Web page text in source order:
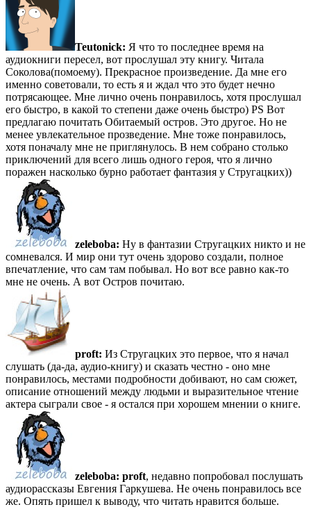
Teutonick: Я что то последнее время на
аудиокниги пересел, вот прослушал эту книгу. Читала
Соколова(помоему). Прекрасное произведение. Да мне его
именно советовали, то есть я и ждал что это будет нечно
потрясающее. Мне лично очень понравилось, хотя прослушал
его быстро, в какой то степени даже очень быстро) PS Вот
предлагаю почитать Обитаемый остров. Это другое. Но не
менее увлекательное прозведение. Мне тоже понравилось,
хотя поначалу мне не приглянулось. В нем собрано столько
приключений для всего лишь одного героя, что я лично
поражен насколько бурно работает фантазия у Стругацких))
zeleboba: Ну в фантазии Стругацких никто и не
сомневался. И мир они тут очень здорово создали, полное
впечатление, что сам там побывал. Но вот все равно как-то
мне не очень. А вот Остров почитаю.
proft: Из Стругацких это первое, что я начал
слушать (да-да, аудио-книгу) и сказать честно - оно мне
понравилось, местами подробности добивают, но сам сюжет,
описание отношений между людьми и выразительное чтение
актера сыграли свое - я остался при хорошем мнении о книге.
zeleboba: proft, недавно попробовал послушать
аудиорассказы Евгения Гаркушева. Не очень понравилось все
же. Опять пришел к выводу, что читать нравится больше.